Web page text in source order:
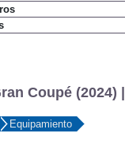
Coupé (2024) |
Equipamiento